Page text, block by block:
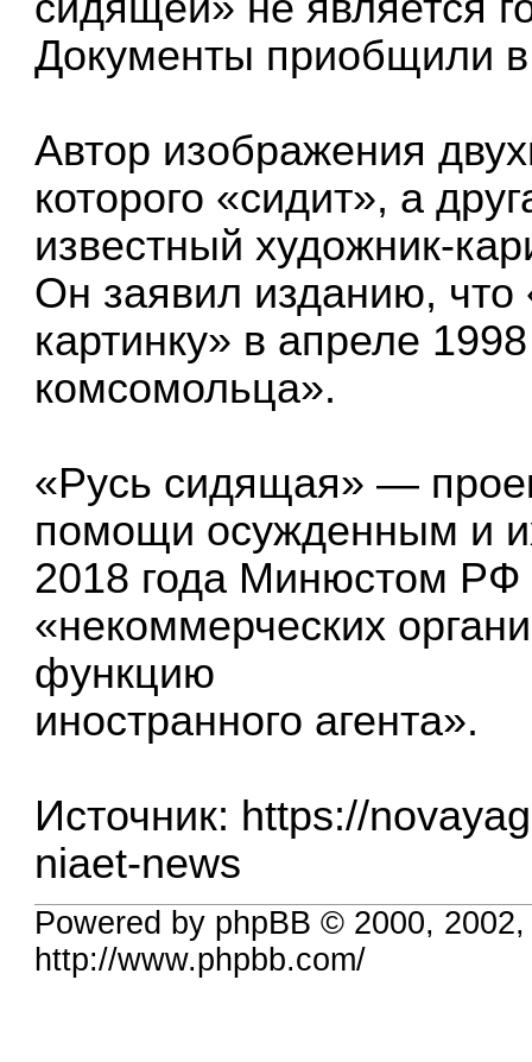
Документы приобщили в
Автор изображения
которого «сидит», а
известный художник-
Он заявил изданию, что
картинку» в апреле
комсомольца».
«Русь сидящая» —
помощи осужденным и
2018 года Минюстом РФ
«некоммерческих
функцию
иностранного агента».
Источник: https://
niaet-news
Powered by phpBB © 2000,
http://www.phpbb.com/